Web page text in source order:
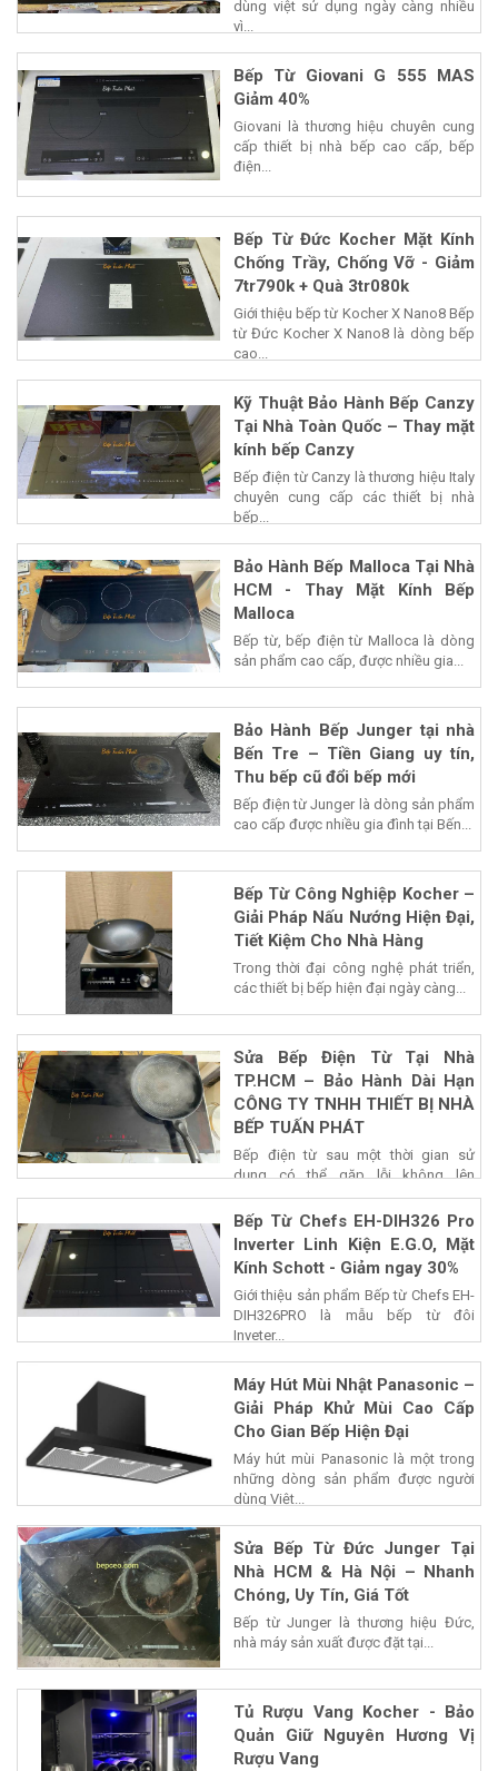
dùng việt sử dụng ngày càng nhiều
vì...
Bếp Từ Giovani G 555 MAS
Giảm 40%
Giovani là thương hiệu chuyên cung
cấp thiết bị nhà bếp cao cấp, bếp
điện...
Bếp Từ Đức Kocher Mặt Kính
Chống Trầy, Chống Vỡ - Giảm
7tr790k + Quà 3tr080k
Giới thiệu bếp từ Kocher X Nano8 Bếp
từ Đức Kocher X Nano8 là dòng bếp
cao...
Kỹ Thuật Bảo Hành Bếp Canzy
Tại Nhà Toàn Quốc – Thay mặt
kính bếp Canzy
Bếp điện từ Canzy là thương hiệu Italy
chuyên cung cấp các thiết bị nhà
bếp...
Bảo Hành Bếp Malloca Tại Nhà
HCM - Thay Mặt Kính Bếp
Malloca
Bếp từ, bếp điện từ Malloca là dòng
sản phẩm cao cấp, được nhiều gia...
Bảo Hành Bếp Junger tại nhà
Bến Tre – Tiền Giang uy tín,
Thu bếp cũ đổi bếp mới
Bếp điện từ Junger là dòng sản phẩm
cao cấp được nhiều gia đình tại Bến...
Bếp Từ Công Nghiệp Kocher –
Giải Pháp Nấu Nướng Hiện Đại,
Tiết Kiệm Cho Nhà Hàng
Trong thời đại công nghệ phát triển,
các thiết bị bếp hiện đại ngày càng...
Sửa Bếp Điện Từ Tại Nhà
TP.HCM – Bảo Hành Dài Hạn
CÔNG TY TNHH THIẾT BỊ NHÀ
BẾP TUẤN PHÁT
Bếp điện từ sau một thời gian sử
dụng có thể gặp lỗi không lên
nguồn,...
Bếp Từ Chefs EH-DIH326 Pro
Inverter Linh Kiện E.G.O, Mặt
Kính Schott - Giảm ngay 30%
Giới thiệu sản phẩm Bếp từ Chefs EH-
DIH326PRO là mẫu bếp từ đôi
Inveter...
Máy Hút Mùi Nhật Panasonic –
Giải Pháp Khử Mùi Cao Cấp
Cho Gian Bếp Hiện Đại
Máy hút mùi Panasonic là một trong
những dòng sản phẩm được người
dùng Việt...
Sửa Bếp Từ Đức Junger Tại
Nhà HCM & Hà Nội – Nhanh
Chóng, Uy Tín, Giá Tốt
Bếp từ Junger là thương hiệu Đức,
nhà máy sản xuất được đặt tại...
Tủ Rượu Vang Kocher - Bảo
Quản Giữ Nguyên Hương Vị
Rượu Vang